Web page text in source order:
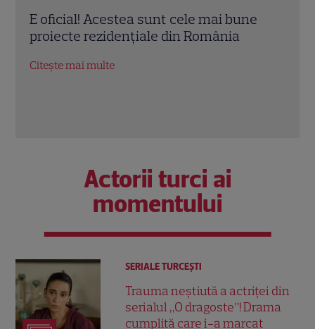
Imobiliare.ro: “Fabricile de locuințe” ale
Bucureștiului sunt in Sectoarele 2 și 3,
4. Unde plătești cel mai puțin pentru un
Actorii turci ai
momentului
SERIALE TURCEŞTI
Trauma neștiută a actriței din
serialul „O dragoste”! Drama
cumplită care i-a marcat